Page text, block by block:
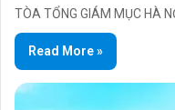
TÒA TỔNG GIÁM MỤC
Read More »